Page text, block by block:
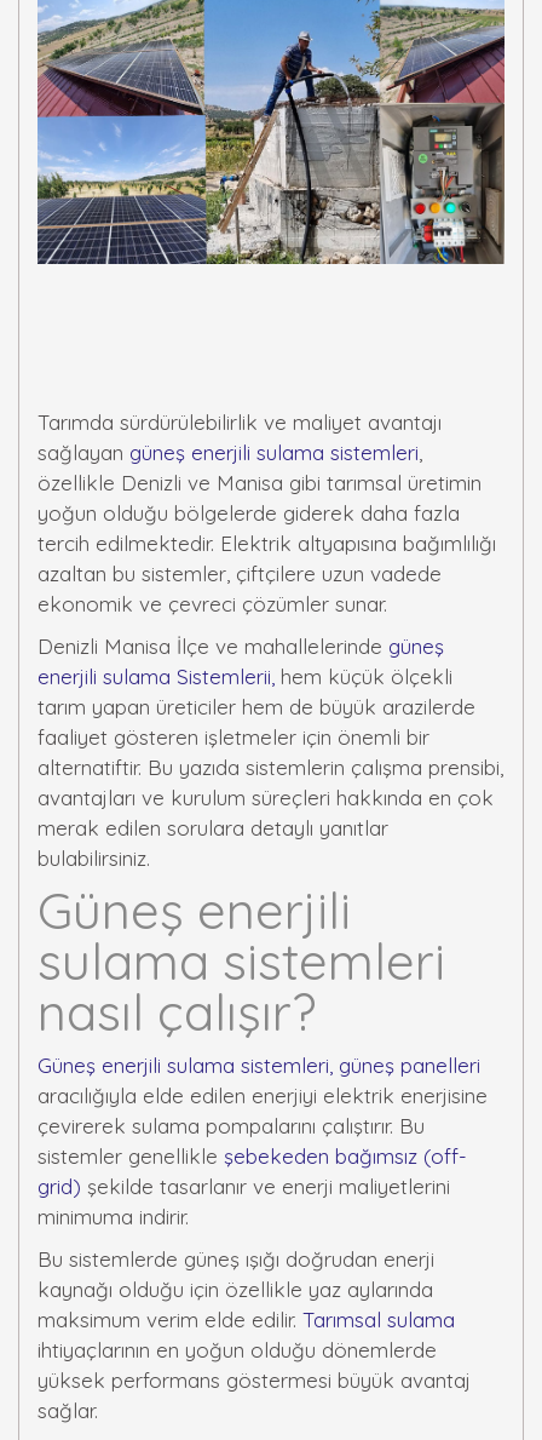
Tarımda sürdürülebilirlik ve maliyet avantajı
sağlayan güneş enerjili sulama sistemleri
özellikle Denizli ve Manisa gibi tarımsal üretimin
yoğun olduğu bölgelerde giderek daha fazla
tercih edilmektedir. Elektrik altyapısına bağımlılığı
azaltan bu sistemler, çiftçilere uzun vadede
ekonomik ve çevreci çözümler sunar.
Denizli Manisa İlçe ve mahallelerinde güneş
enerjili sulama Sistemlerii, hem küçük ölçekli
tarım yapan üreticiler hem de büyük arazilerde
faaliyet gösteren işletmeler için önemli bir
alternatiftir. Bu yazıda sistemlerin çalışma prensibi,
avantajları ve kurulum süreçleri hakkında en çok
merak edilen sorulara detaylı yanıtlar
bulabilirsiniz.
Güneş enerjili
sulama sistemleri
nasıl çalışır?
Güneş enerjili sulama sistemleri, güneş panelleri
aracılığıyla elde edilen enerjiyi elektrik enerjisine
çevirerek sulama pompalarını çalıştırır. Bu
sistemler genellikle şebekeden bağımsız (off-
grid) şekilde tasarlanır ve enerji maliyetlerini
minimuma indirir.
Bu sistemlerde güneş ışığı doğrudan enerji
kaynağı olduğu için özellikle yaz aylarında
maksimum verim elde edilir. Tarımsal sulama
ihtiyaçlarının en yoğun olduğu dönemlerde
yüksek performans göstermesi büyük avantaj
sağlar.